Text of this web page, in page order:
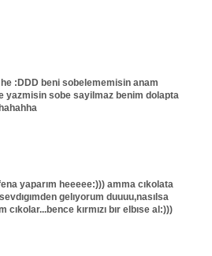
:DDD beni sobelememisin anam
yazmisin sobe sayilmaz benim dolapta
yaparım heeeee:))) amma cıkolata
gelıyorum duuuu,nasılsa
cıkolar...bence kırmızı bır elbıse al:)))